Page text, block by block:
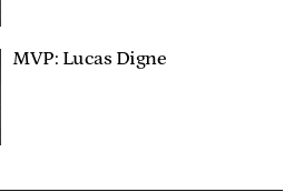
MVP: Lucas Digne